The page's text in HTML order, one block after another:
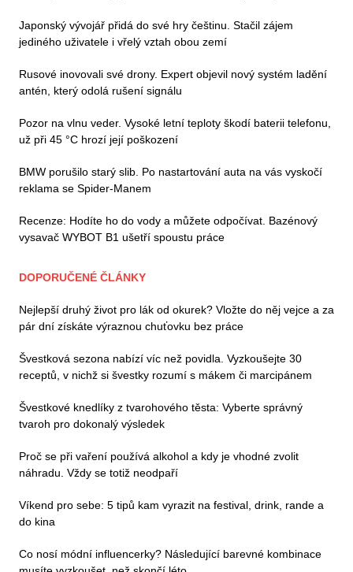
Japonský vývojář přidá do své hry češtinu. Stačil zájem
jediného uživatele i vřelý vztah obou zemí
Rusové inovovali své drony. Expert objevil nový systém ladění
antén, který odolá rušení signálu
Pozor na vlnu veder. Vysoké letní teploty škodí baterii telefonu,
už při 45 °C hrozí její poškození
BMW porušilo starý slib. Po nastartování auta na vás vyskočí
reklama se Spider-Manem
Recenze: Hodíte ho do vody a můžete odpočívat. Bazénový
vysavač WYBOT B1 ušetří spoustu práce
DOPORUČENÉ ČLÁNKY
Nejlepší druhý život pro lák od okurek? Vložte do něj vejce a za
pár dní získáte výraznou chuťovku bez práce
Švestková sezona nabízí víc než povidla. Vyzkoušejte 30
receptů, v nichž si švestky rozumí s mákem či marcipánem
Švestkové knedlíky z tvarohového těsta: Vyberte správný
tvaroh pro dokonalý výsledek
Proč se při vaření používá alkohol a kdy je vhodné zvolit
náhradu. Vždy se totiž neodpaří
Víkend pro sebe: 5 tipů kam vyrazit na festival, drink, rande a
do kina
Co nosí módní influencerky? Následující barevné kombinace